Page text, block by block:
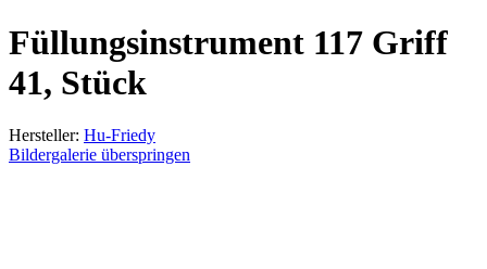
Füllungsinstrument 117 Griff
41, Stück
Hersteller: Hu-Friedy
Bildergalerie überspringen